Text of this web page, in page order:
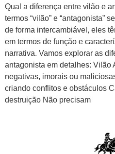
Qual a diferença entre vilão e
termos “vilão” e “antagonista”
de forma intercambiável, eles
em termos de função e
narrativa. Vamos explorar as
antagonista em detalhes: Vilão
negativas, imorais ou
criando conflitos e obstáculos
destruição Não precisam